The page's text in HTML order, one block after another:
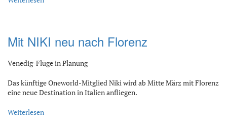
Mit NIKI neu nach Florenz
Venedig-Flüge in Planung
Das künftige Oneworld-Mitglied Niki wird ab Mitte März mit Florenz
eine neue Destination in Italien anfliegen.
Weiterlesen